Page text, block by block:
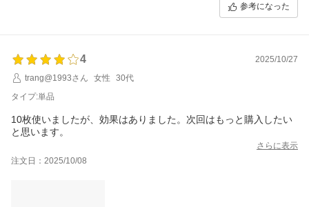
参考になった
4
2025/10/27
trang@1993さん
女性
30代
タイプ:単品
10枚使いましたが、効果はありました。次回はもっと購入したい
と思います。
さらに表示
注文日：2025/10/08